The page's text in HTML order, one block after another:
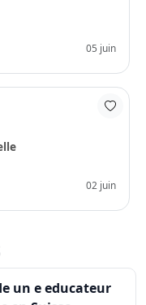
05 juin
02 juin
un e educateur